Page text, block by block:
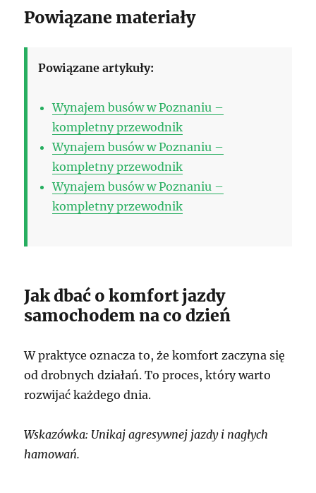
Powiązane materiały
Powiązane artykuły:
Wynajem busów w Poznaniu –
kompletny przewodnik
Wynajem busów w Poznaniu –
kompletny przewodnik
Wynajem busów w Poznaniu –
kompletny przewodnik
Jak dbać o komfort jazdy
samochodem na co dzień
W praktyce oznacza to, że komfort zaczyna się
od drobnych działań. To proces, który warto
rozwijać każdego dnia.
Wskazówka: Unikaj agresywnej jazdy i nagłych
hamowań.